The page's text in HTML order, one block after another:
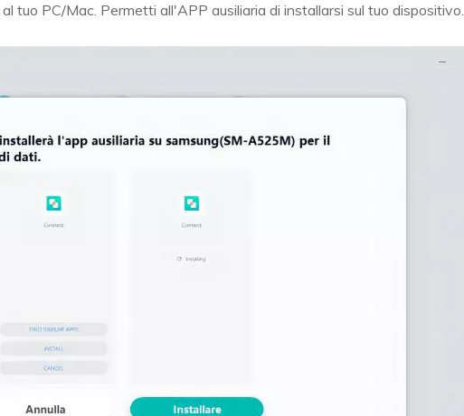
tuo PC/Mac. Permetti all'APP ausiliaria di installarsi sul tuo dispositivo.